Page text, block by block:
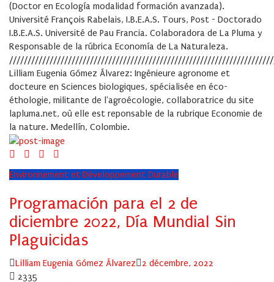
(Doctor en Ecología modalidad formación avanzada).
Université François Rabelais, I.B.E.A.S. Tours, Post - Doctorado
I.B.E.A.S. Université de Pau Francia. Colaboradora de La Pluma y
Responsable de la rúbrica Economía de La Naturaleza.
Lilliam Eugenia Gómez Álvarez: Ingénieure agronome et
docteure en Sciences biologiques, spécialisée en éco-
éthologie, militante de l'agroécologie, collaboratrice du site
lapluma.net, où elle est reponsable de la rubrique Economie de
la nature. Medellín, Colombie.
Environnement et Développement Durable
Programación para el 2 de
diciembre 2022, Día Mundial Sin
Plaguicidas
Author
Lilliam Eugenia Gómez Álvarez
Posted
2 décembre, 2022
2335